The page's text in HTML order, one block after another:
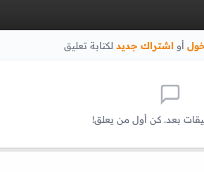
أو اشتراك جديد لكتابة تعليق
بعد. كن أول من يعلق!